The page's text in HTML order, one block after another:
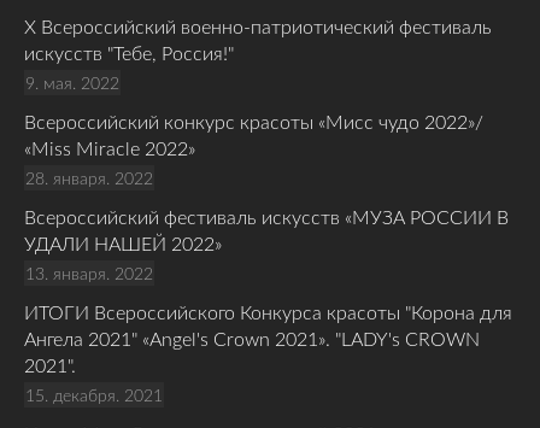
Х Всероссийский военно-патриотический фестиваль
искусств "Тебе, Россия!"
9. мая. 2022
Всероссийский конкурс красоты «Мисс чудо 2022»/
«Miss Miracle 2022»
28. января. 2022
Всероссийский фестиваль искусств «МУЗА РОССИИ В
УДАЛИ НАШЕЙ 2022»
13. января. 2022
ИТОГИ Всероссийского Конкурса красоты "Корона для
Ангела 2021" «Angel's Crown 2021». "LADY's CROWN
2021".
15. декабря. 2021